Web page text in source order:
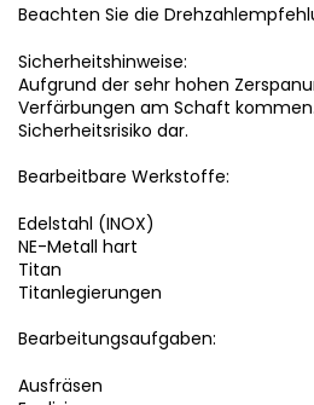
Beachten Sie die
Sicherheitshinweise:
Aufgrund der sehr hohen
Verfärbungen am Schaft
Sicherheitsrisiko dar.
Bearbeitbare Werkstoffe:
Edelstahl (INOX)
NE-Metall hart
Titan
Titanlegierungen
Bearbeitungsaufgaben:
Ausfräsen